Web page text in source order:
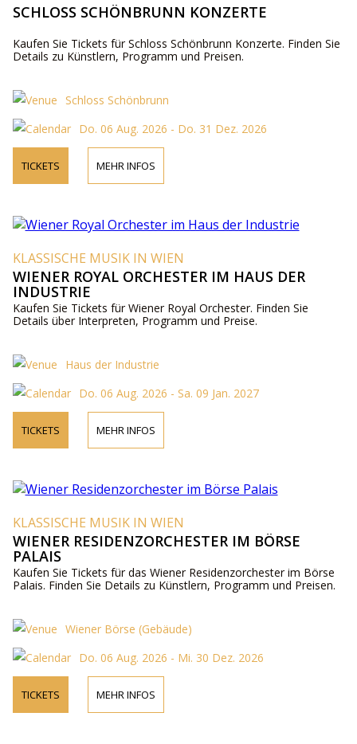
SCHLOSS SCHÖNBRUNN KONZERTE
Kaufen Sie Tickets für Schloss Schönbrunn Konzerte. Finden Sie
Details zu Künstlern, Programm und Preisen.
Schloss Schönbrunn
Do. 06 Aug. 2026 - Do. 31 Dez. 2026
TICKETS MEHR INFOS
KLASSISCHE MUSIK IN WIEN
WIENER ROYAL ORCHESTER IM HAUS DER
INDUSTRIE
Kaufen Sie Tickets für Wiener Royal Orchester. Finden Sie
Details über Interpreten, Programm und Preise.
Haus der Industrie
Do. 06 Aug. 2026 - Sa. 09 Jan. 2027
TICKETS MEHR INFOS
KLASSISCHE MUSIK IN WIEN
WIENER RESIDENZORCHESTER IM BÖRSE
PALAIS
Kaufen Sie Tickets für das Wiener Residenzorchester im Börse
Palais. Finden Sie Details zu Künstlern, Programm und Preisen.
Wiener Börse (Gebäude)
Do. 06 Aug. 2026 - Mi. 30 Dez. 2026
TICKETS MEHR INFOS